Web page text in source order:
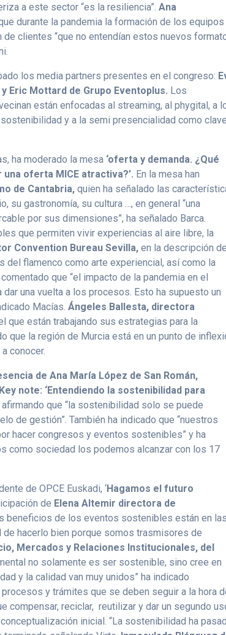
a este sector “es la resiliencia”.Ana
durante la pandemia la formación de los equipos
clientes “que no entendían estos nuevos
los media partners presentes en el congreso:
Eric Mottard de Grupo Eventoplus. Los
están enfocadas al streaming, al phygital, a
y a la semi presencialidad como
ha moderado la mesa ‘oferta y demanda. ¿Qué
oferta MICE atractiva?’. En la mesa han
de Cantabria,quien ha señalado las
su gastronomía, su cultura …, en general “una
por sus dimensiones”, ha señalado Barca.
que permiten vivir experiencias al aire libre, la
Convention Bureau Sevilla,en la descripción
del flamenco como arte experiencial, así como la
que “el impacto de la pandemia en el
una vuelta a los procesos. Esto ha supuesto un
Macías.Ángeles Ballesta, directora
que están trabajando sus estrategias para la
que la región de Murcia está en un punto de
conocer.
de Ana María López de San Román,
note: ‘Entendiendo la sostenibilidad para
que “la sostenibilidad solo se puede
de gestión”. También ha indicado que “nuestros
hacer congresos y eventos sostenibles” y ha
como sociedad los podemos alcanzar con los 17
de OPCE Euskadi, ‘Hagamos el futuro
de Elena Altemir directora de
beneficios de los eventos sostenibles están en las
hacerlo bien porque somos trasmisores de
Mercados y Relaciones Institucionales, del
no solamente es ser sostenible, sino cree en
y la calidad van muy unidos” ha indicado
procesos y trámites que se deben seguir a la hora
compensar, reciclar, reutilizar y dar un segundo
inicial. “La sostenibilidad ha